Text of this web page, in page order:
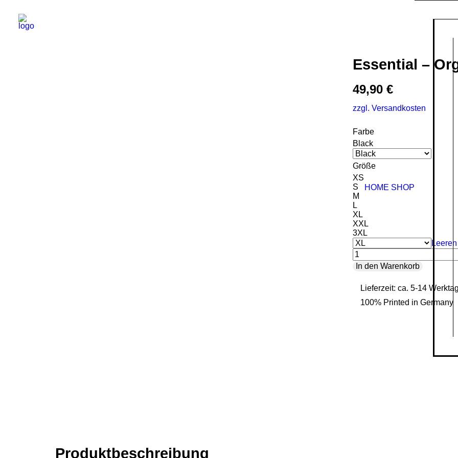
HOME SHOP
Essential –
49,90 €
zzgl. Versandkosten
Farbe
Black
Größe
XS
S
M
L
XL
XXL
3XL
Leeren
Essential
Organic
Zipper
In den Warenkorb
Lieferzeit: ca. 5-14
100% Printed in Germany
Produkt­­beschreibung